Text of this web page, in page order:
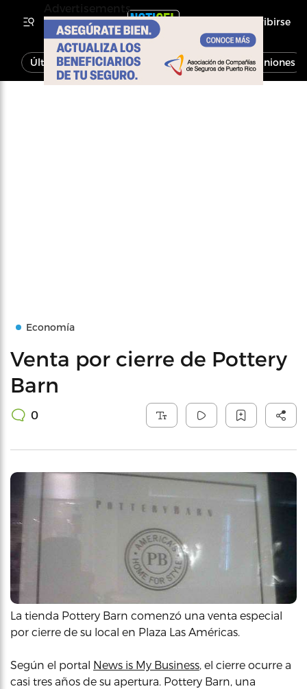
Inscribirse
Última Hora Noticias Economía Opiniones
Economía
Venta por cierre de Pottery
Barn
0
La tienda Pottery Barn comenzó una venta especial
por cierre de su local en Plaza Las Américas.
Según el portal News is My Business, el cierre ocurre a
casi tres años de su apertura. Pottery Barn, una
Advertisements